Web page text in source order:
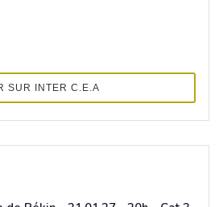
SUR INTER C.E.A